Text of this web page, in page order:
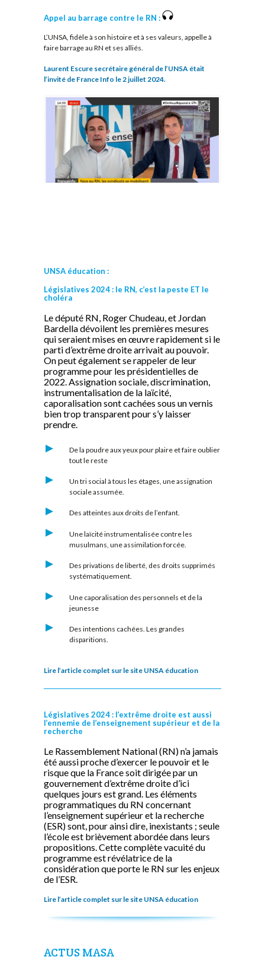
Appel au barrage contre le RN :
L’UNSA, fidèle à son histoire et à ses valeurs, appelle à
faire barrage au RN et ses alliés.
Laurent Escure secrétaire général de l’UNSA était
l’invité de France Info le 2 juillet 2024.
UNSA éducation :
Législatives 2024 : le RN, c’est la peste ET le
choléra
Le député RN, Roger Chudeau, et Jordan
Bardella dévoilent les premières mesures
qui seraient mises en œuvre rapidement si le
parti d’extrême droite arrivait au pouvoir.
On peut également se rappeler de leur
programme pour les présidentielles de
2022. Assignation sociale, discrimination,
instrumentalisation de la laïcité,
caporalisation sont cachées sous un vernis
bien trop transparent pour s’y laisser
prendre.
De la poudre aux yeux pour plaire et faire oublier
tout le reste
Un tri social à tous les étages, une assignation
sociale assumée.
Des atteintes aux droits de l’enfant.
Une laïcité instrumentalisée contre les
musulmans, une assimilation forcée.
Des privations de liberté, des droits supprimés
systématiquement.
Une caporalisation des personnels et de la
jeunesse
Des intentions cachées. Les grandes
disparitions.
Lire l’article complet sur le site UNSA éducation
Législatives 2024 : l’extrême droite est aussi
l’ennemie de l’enseignement supérieur et de la
recherche
Le Rassemblement National (RN) n’a jamais
été aussi proche d’exercer le pouvoir et le
risque que la France soit dirigée par un
gouvernement d’extrême droite d’ici
quelques jours est grand. Les éléments
programmatiques du RN concernant
l’enseignement supérieur et la recherche
(ESR) sont, pour ainsi dire, inexistants ; seule
l’école est brièvement abordée dans leurs
propositions. Cette complète vacuité du
programme est révélatrice de la
considération que porte le RN sur les enjeux
de l’ESR.
Lire l’article complet sur le site UNSA éducation
ACTUS MASA